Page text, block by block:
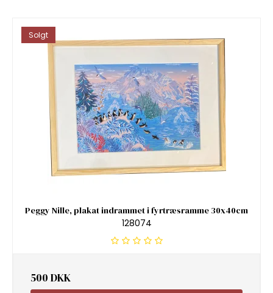
Solgt
Peggy Nille, plakat indrammet i fyrtræsramme 30x40cm
128074
500 DKK